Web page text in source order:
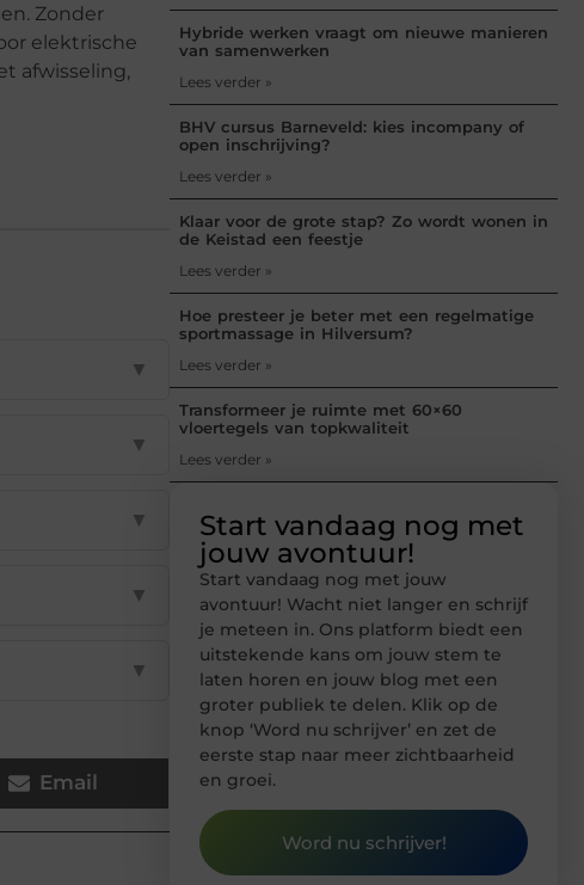
Zonder
elektrische
afwisseling,
▼
▼
▼
▼
▼
Email
Hybride werken vraagt om nieuwe manieren
van samenwerken
Lees verder »
BHV cursus Barneveld: kies incompany of
open inschrijving?
Lees verder »
Klaar voor de grote stap? Zo wordt wonen in
de Keistad een feestje
Lees verder »
Hoe presteer je beter met een regelmatige
sportmassage in Hilversum?
Lees verder »
Transformeer je ruimte met 60×60
vloertegels van topkwaliteit
Lees verder »
Start vandaag nog met
jouw avontuur!
Start vandaag nog met jouw
avontuur! Wacht niet langer en schrijf
je meteen in. Ons platform biedt een
uitstekende kans om jouw stem te
laten horen en jouw blog met een
groter publiek te delen. Klik op de
knop ‘Word nu schrijver’ en zet de
eerste stap naar meer zichtbaarheid
en groei.
Word nu schrijver!